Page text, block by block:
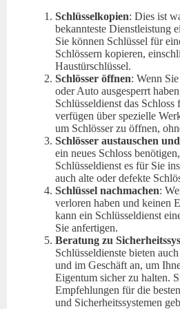
Schlüsselkopien: Dies ist
bekannteste Dienstleistung
Sie können Schlüssel für
Schlössern kopieren,
Haustürschlüssel.
Schlösser öffnen: Wenn
oder Auto ausgesperrt
Schlüsseldienst das
verfügen über spezielle
um Schlösser zu öffnen,
Schlösser austauschen
ein neues Schloss
Schlüsseldienst es für Sie
auch alte oder defekte
Schlüssel nachmachen:
verloren haben und keinen
kann ein Schlüsseldienst
Sie anfertigen.
Beratung zu
Schlüsseldienste bieten
und im Geschäft an, um
Eigentum sicher zu halten.
Empfehlungen für die
und Sicherheitssystemen